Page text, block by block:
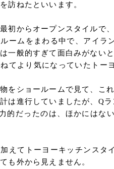
訪ねたといいます。
最初からオープンスタイルで
ームをまわる中で、アイラ
一般的すぎて面白みがない
てより気になっていたトー
をショールームで見て、こ
は進行していましたが、Q
的だったのは、ほかにはな
えてトーヨーキッチンス
も外から見えません。